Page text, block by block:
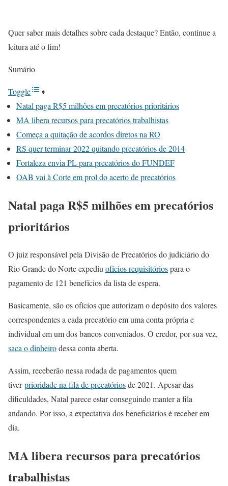
Quer saber mais detalhes sobre cada destaque? Então, continue a
leitura até o fim!
Sumário
Toggle
Natal paga R$5 milhões em precatórios prioritários
MA libera recursos para precatórios trabalhistas
Começa a quitação de acordos diretos na RO
RS quer terminar 2022 quitando precatórios de 2014
Fortaleza envia PL para precatórios do FUNDEF
OAB vai à Corte em prol do acerto de precatórios
Natal paga R$5 milhões em precatórios
prioritários
O juiz responsável pela Divisão de Precatórios do judiciário do
Rio Grande do Norte expediu ofícios requisitóriospara o
pagamento de 121 benefícios da lista de espera.
Basicamente, são os ofícios que autorizam o depósito dos valores
correspondentes a cada precatório em uma conta própria e
individual em um dos bancos conveniados. O credor, por sua vez,
saca o dinheirodessa conta aberta.
Assim, receberão nessa rodada de pagamentos quem
tiverprioridade na fila de precatóriosde 2021. Apesar das
dificuldades, Natal parece estar conseguindo manter a fila
andando. Por isso, a expectativa dos beneficiários é receber em
dia.
MA libera recursos para precatórios
trabalhistas